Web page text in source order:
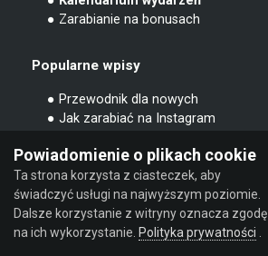
● Zarabianie na bonusach
Popularne wpisy
● Przewodnik dla nowych
● Jak zarabiać na Instagram
● Zarabianie na ankietach
● Jak zarabiać na afiliacji
● Jak zarabiać na Facebooku
● Bot do Instagram
● Jak zarabiać na poleconych
Powiadomienie o plikach cookie
Ta strona korzysta z ciasteczek, aby
świadczyć usługi na najwyższym poziomie.
Dalsze korzystanie z witryny oznacza zgodę
na ich wykorzystanie. Polityka prywatności